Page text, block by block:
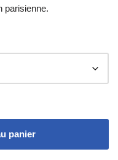
parisienne.
panier